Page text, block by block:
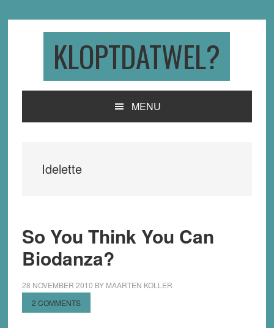
KLOPTDATWEL?
MENU
Idelette
So You Think You Can
Biodanza?
28 NOVEMBER 2010 BY MAARTEN KOLLER
2 COMMENTS